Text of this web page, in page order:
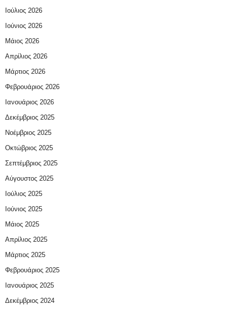
Ιούλιος 2026
Ιούνιος 2026
Μάιος 2026
Απρίλιος 2026
Μάρτιος 2026
Φεβρουάριος 2026
Ιανουάριος 2026
Δεκέμβριος 2025
Νοέμβριος 2025
Οκτώβριος 2025
Σεπτέμβριος 2025
Αύγουστος 2025
Ιούλιος 2025
Ιούνιος 2025
Μάιος 2025
Απρίλιος 2025
Μάρτιος 2025
Φεβρουάριος 2025
Ιανουάριος 2025
Δεκέμβριος 2024